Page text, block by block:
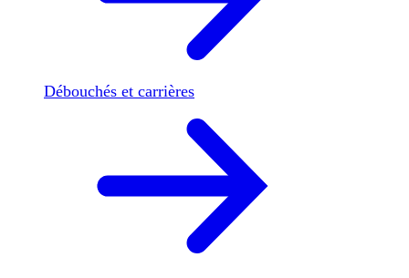
Débouchés et carrières